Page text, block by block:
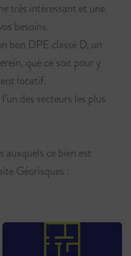
très intéressant et une
besoins.
bon DPE classé D, un
que ce soit pour y
locatif.
des secteurs les plus
auxquels ce bien est
Géorisques :